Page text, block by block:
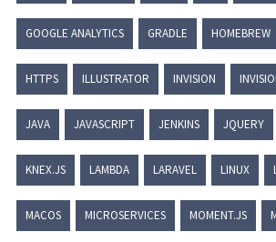
GOOGLE ANALYTICS GRADLE HOMEBREW
HTTPS ILLUSTRATOR INVISION
JAVA JAVASCRIPT JENKINS JQUERY
KNEX.JS LAMBDA LARAVEL LINUX
MACOS MICROSERVICES MOMENT.JS